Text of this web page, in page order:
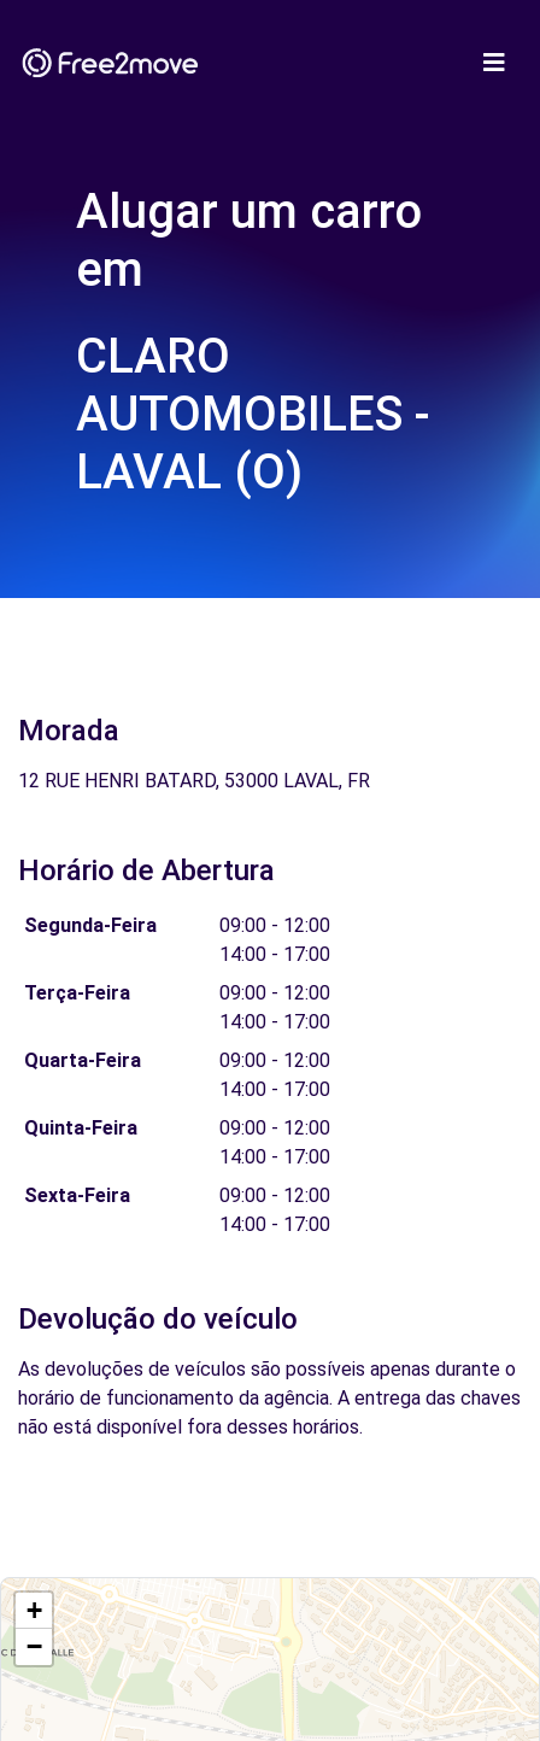
Alugar um carro
em
CLARO
AUTOMOBILES -
LAVAL (O)
Morada
12 RUE HENRI BATARD, 53000 LAVAL, FR
Horário de Abertura
Segunda-Feira
09:00 - 12:00
14:00 - 17:00
Terça-Feira
09:00 - 12:00
14:00 - 17:00
Quarta-Feira
09:00 - 12:00
14:00 - 17:00
Quinta-Feira
09:00 - 12:00
14:00 - 17:00
Sexta-Feira
09:00 - 12:00
14:00 - 17:00
Devolução do veículo
As devoluções de veículos são possíveis apenas durante o
horário de funcionamento da agência. A entrega das chaves
não está disponível fora desses horários.
+
−